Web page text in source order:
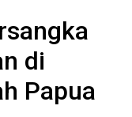
di
Papua